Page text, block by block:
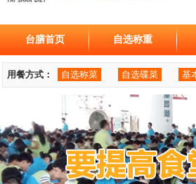
台膳首页 自选称重
用餐方式： 自选称菜 自选碟菜 基